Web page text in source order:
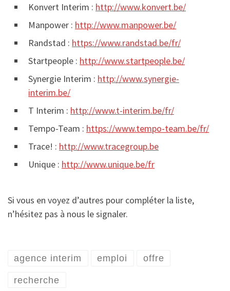
Konvert Interim : http://www.konvert.be/
Manpower : http://www.manpower.be/
Randstad : https://www.randstad.be/fr/
Startpeople : http://www.startpeople.be/
Synergie Interim : http://www.synergie-
interim.be/
T Interim : http://www.t-interim.be/fr/
Tempo-Team : https://www.tempo-team.be/fr/
Trace! : http://www.tracegroup.be
Unique : http://www.unique.be/fr
Si vous en voyez d’autres pour compléter la liste,
n’hésitez pas à nous le signaler.
agence interim emploi offre
recherche